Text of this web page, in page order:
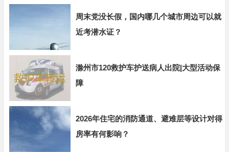
周末党没长假，国内哪几个城市周边可以就
近考潜水证？
滁州市120救护车护送病人出院|大型活动保
障
2026年住宅的消防通道、避难层等设计对得
房率有何影响？